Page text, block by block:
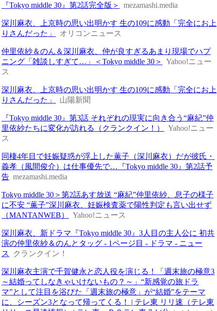
『Tokyo middle 30』第2話完全版＞
mezamashi.media
深川麻衣、上京時の思い出明かす 生の109に感動「完全にお上
りさんだった」
オリコンニュース
仲里依紗＆のん＆深川麻衣、仲が良すぎるあまり現場でハプ
ニング「雑談しすぎて…」＜Tokyo middle 30＞
Yahoo!ニュー
ス
深川麻衣、上京時の思い出明かす 生の109に感動「完全にお上
りさんだった」
山陽新聞
『Tokyo middle 30』第3話 それぞれの現実に向き合う“麻紀”仲
里依紗たちに変化が訪れる（クランクイン！）
Yahoo!ニュー
ス
同棲4年目で妊娠疑惑が浮上した薫子（深川麻衣）だが彼氏・
義孝（風間俊介）は仕事優先で…『Tokyo middle 30』第2話予
告 mezamashi.media
Tokyo middle 30＞第2話あす放送 “麻紀”仲里依紗、息子の様子
に不安 “薫子”深川麻衣、妊娠検査薬で陽性判定も言い出せず
（MANTANWEB）
Yahoo!ニュース
深川麻衣、新ドラマ『Tokyo middle 30』3人目の主人公に 初共
演の仲里依紗＆のんとタッグ - 1ページ目 - ドラマ - ニュー
ス
クランクイン！
深川麻衣主演で千賀健永と恋人役を演じる！「週末旅の極意3
～結婚ってしなきゃいけないもの？～」“新感覚の旅ドラ
マ”として注目を浴びた「週末旅の極意」が“結婚”をテーマ
に、シーズン3となって帰ってくる！ | テレ東 リリ速（テレ東